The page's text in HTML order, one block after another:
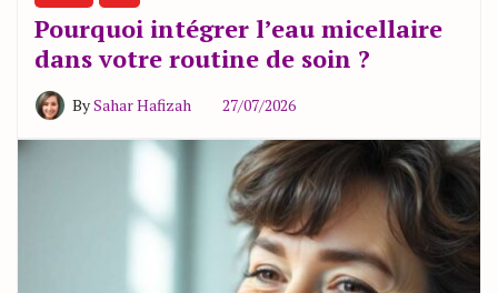
Pourquoi intégrer l’eau micellaire
dans votre routine de soin ?
BySahar Hafizah 27/07/2026